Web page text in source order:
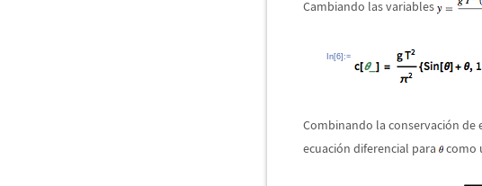
Cambiando las variables
In[6]:=
Combinando la conservación de
ecuación diferencial para como